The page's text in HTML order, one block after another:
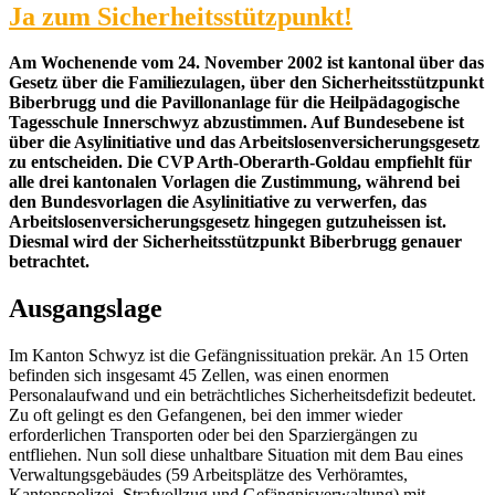
Ja zum Sicherheitsstützpunkt!
Am Wochenende vom 24. November 2002 ist kantonal über das
Gesetz über die Familiezulagen, über den Sicherheitsstützpunkt
Biberbrugg und die Pavillonanlage für die Heilpädagogische
Tagesschule Innerschwyz abzustimmen. Auf Bundesebene ist
über die Asylinitiative und das Arbeitslosenversicherungsgesetz
zu entscheiden. Die CVP Arth-Oberarth-Goldau empfiehlt für
alle drei kantonalen Vorlagen die Zustimmung, während bei
den Bundesvorlagen die Asylinitiative zu verwerfen, das
Arbeitslosenversicherungsgesetz hingegen gutzuheissen ist.
Diesmal wird der Sicherheitsstützpunkt Biberbrugg genauer
betrachtet.
Ausgangslage
Im Kanton Schwyz ist die Gefängnissituation prekär. An 15 Orten
befinden sich insgesamt 45 Zellen, was einen enormen
Personalaufwand und ein beträchtliches Sicherheitsdefizit bedeutet.
Zu oft gelingt es den Gefangenen, bei den immer wieder
erforderlichen Transporten oder bei den Sparziergängen zu
entfliehen. Nun soll diese unhaltbare Situation mit dem Bau eines
Verwaltungsgebäudes (59 Arbeitsplätze des Verhöramtes,